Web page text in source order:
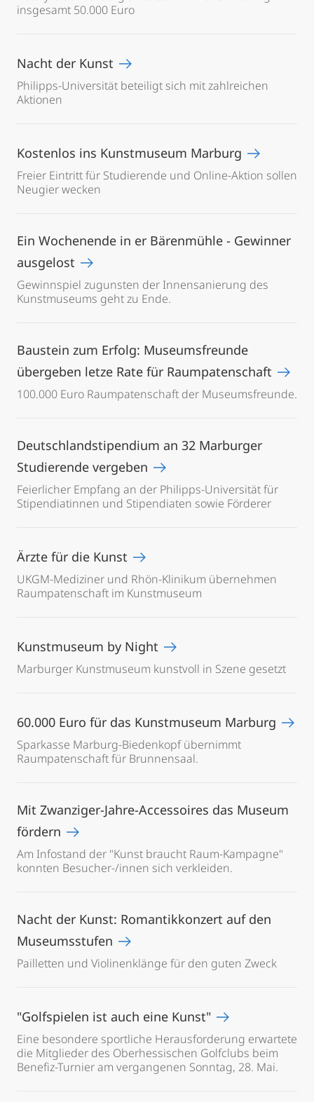
insgesamt 50.000 Euro
Nacht der Kunst
Philipps-Universität beteiligt sich mit zahlreichen
Aktionen
Kostenlos ins Kunstmuseum Marburg
Freier Eintritt für Studierende und Online-Aktion sollen
Neugier wecken
Ein Wochenende in er Bärenmühle - Gewinner
ausgelost
Gewinnspiel zugunsten der Innensanierung des
Kunstmuseums geht zu Ende.
Baustein zum Erfolg: Museumsfreunde
übergeben letze Rate für Raumpatenschaft
100.000 Euro Raumpatenschaft der Museumsfreunde.
Deutschlandstipendium an 32 Marburger
Studierende vergeben
Feierlicher Empfang an der Philipps-Universität für
Stipendiatinnen und Stipendiaten sowie Förderer
Ärzte für die Kunst
UKGM-Mediziner und Rhön-Klinikum übernehmen
Raumpatenschaft im Kunstmuseum
Kunstmuseum by Night
Marburger Kunstmuseum kunstvoll in Szene gesetzt
60.000 Euro für das Kunstmuseum Marburg
Sparkasse Marburg-Biedenkopf übernimmt
Raumpatenschaft für Brunnensaal.
Mit Zwanziger-Jahre-Accessoires das Museum
fördern
Am Infostand der "Kunst braucht Raum-Kampagne"
konnten Besucher-/innen sich verkleiden.
Nacht der Kunst: Romantikkonzert auf den
Museumsstufen
Pailletten und Violinenklänge für den guten Zweck
"Golfspielen ist auch eine Kunst"
Eine besondere sportliche Herausforderung erwartete
die Mitglieder des Oberhessischen Golfclubs beim
Benefiz-Turnier am vergangenen Sonntag, 28. Mai.